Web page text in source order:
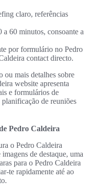
claro, referências
60 minutos, consoante a
por formulário no Pedro
contact directo.
ou mais detalhes sobre
website apresenta
e formulários de
de reuniões
Pedro Caldeira
o Pedro Caldeira
de destaque, uma
para o Pedro Caldeira
te rapidamente até ao